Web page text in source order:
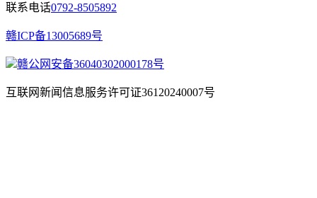
联系电话0792-8505892
赣ICP备13005689号
赣公网安备36040302000178号
互联网新闻信息服务许可证36120240007号